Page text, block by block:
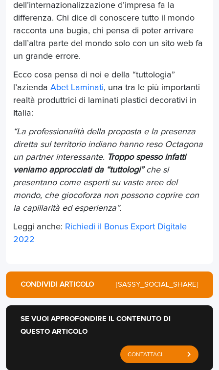
dell’internazionalizzazione d’impresa fa la
differenza. Chi dice di conoscere tutto il mondo
racconta una bugia, chi pensa di poter arrivare
dall’altra parte del mondo solo con un sito web fa
un grande errore.
Ecco cosa pensa di noi e della “tuttologia”
l’azienda Abet Laminati, una tra le più importanti
realtà produttrici di laminati plastici decorativi in
Italia:
“La professionalità della proposta e la presenza
diretta sul territorio indiano hanno reso Octagona
un partner interessante. Troppo spesso infatti
veniamo approcciati da “tuttologi”che si
presentano come esperti su vaste aree del
mondo, che giocoforza non possono coprire con
la capillarità ed esperienza”.
Leggi anche: Richiedi il Bonus Export Digitale
2022
CONDIVIDI ARTICOLO [SASSY_SOCIAL_SHARE]
SE VUOI APPROFONDIRE IL CONTENUTO DI
QUESTO ARTICOLO
CONTATTACI